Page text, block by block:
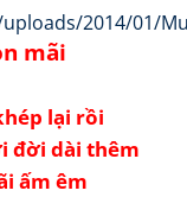
mãi
lại rồi
đời dài thêm
ấm êm